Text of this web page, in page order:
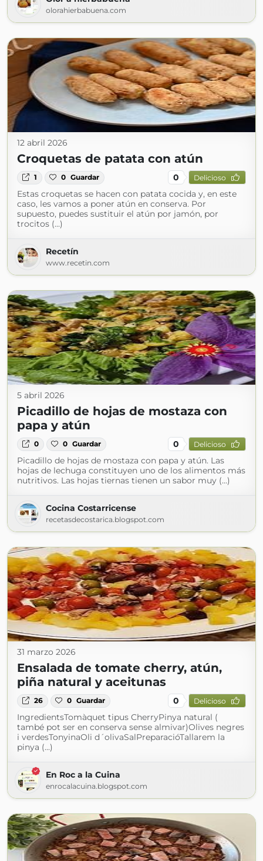
olorahierbabuena.com
12 abril 2026
Croquetas de patata con atún
1 0 Guardar 0 Delicioso
Estas croquetas se hacen con patata cocida y, en este
caso, les vamos a poner atún en conserva. Por
supuesto, puedes sustituir el atún por jamón, por
trocitos (...)
Recetín
www.recetin.com
5 abril 2026
Picadillo de hojas de mostaza con
papa y atún
0 0 Guardar 0 Delicioso
Picadillo de hojas de mostaza con papa y atún. Las
hojas de lechuga constituyen uno de los alimentos más
nutritivos. Las hojas tiernas tienen un sabor muy (...)
Cocina Costarricense
recetasdecostarica.blogspot.com
31 marzo 2026
Ensalada de tomate cherry, atún,
piña natural y aceitunas
26 0 Guardar 0 Delicioso
IngredientsTomàquet tipus CherryPinya natural (
també pot ser en conserva sense almivar)Olives negres
i verdesTonyinaOli d´olivaSalPreparacióTallarem la
pinya (...)
En Roc a la Cuina
enrocalacuina.blogspot.com